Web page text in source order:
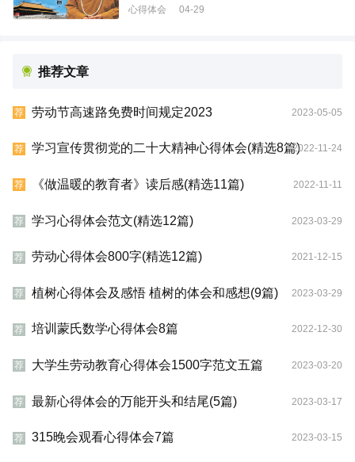
心得体会 04-29
推荐文章
荐 劳动节高速路免费时间规定2023 2023-05-05
荐 学习宣传贯彻党的二十大精神心得体会(精选8篇)2022-11-24
荐 《做温暖的教育者》读后感(精选11篇) 2022-11-11
荐 学习心得体会范文(精选12篇) 2023-03-29
荐 劳动心得体会800字(精选12篇) 2021-12-15
荐 植树心得体会及感悟 植树的体会和感想(9篇) 2023-03-29
荐 培训蒙氏数学心得体会8篇 2022-12-30
荐 大学生劳动教育心得体会1500字范文五篇 2023-03-20
荐 最新心得体会的万能开头和结尾(5篇) 2023-03-17
荐 315晚会观看心得体会7篇 2023-03-15